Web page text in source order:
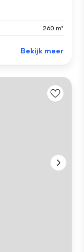
260 m²
Bekijk meer